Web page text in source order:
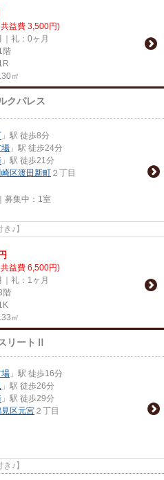
益費 3,500円)
｜礼：0ヶ月
階
㎡
クパレス
」駅 徒歩8分
」駅 徒歩24分
」駅 徒歩21分
区渡田新町 ２丁目
募集中： 1室
♪】
円
益費 6,500円)
｜礼：1ヶ月
階
㎡
リートⅡ
」駅 徒歩16分
」駅 徒歩26分
」駅 徒歩29分
区元宮 ２丁目
♪】